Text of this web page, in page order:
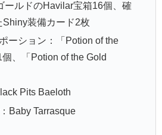
ールドのHavilar宝箱16個、確
装備カード2枚
ーション：「Potion of the
、「Potion of the Gold
Pits Baeloth
Baby Tarrasque